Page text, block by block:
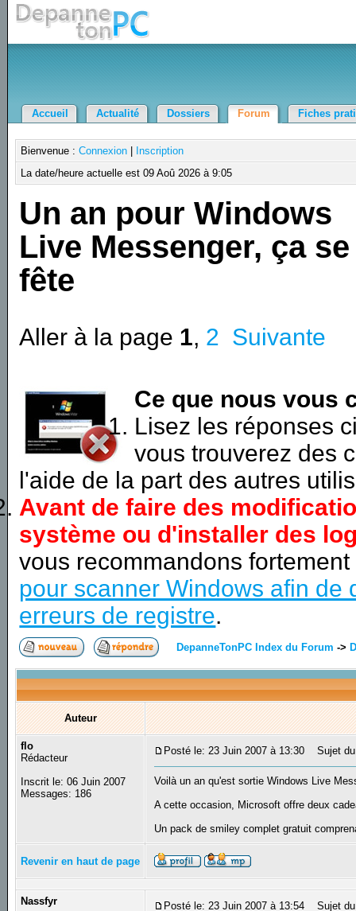
Accueil Actualité Dossiers Forum Fiches
Bienvenue :Connexion
Inscription
La date/heure actuelle est 09 Aoû 2026 à 9:05
Un an pour Windows
Live Messenger, ça se
fête
Aller à la page 1, 2 Suivante
Ce que nous vous
Lisez les réponses
vous trouverez des
l'aide de la part des autres
Avant de faire des
système ou d'installer des
vous recommandons
pour scanner Windows afin de
erreurs de registre.
DepanneTonPC Index du Forum ->
Auteur
flo
Rédacteur
Inscrit le: 06 Juin 2007
Messages: 186
Posté le: 23 Juin 2007 à 13:30 Sujet du
Voilà un an qu'est sortie Windows Live
A cette occasion, Microsoft offre deux
Un pack de smiley complet gratuit
Revenir en haut de page
Nassfyr Posté le: 23 Juin 2007 à 13:54 Sujet